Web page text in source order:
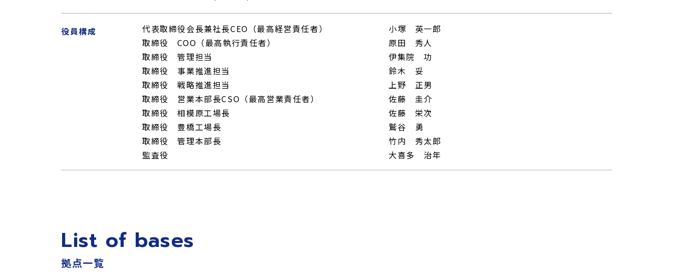
役員構成 代表取締役会長兼社長CEO（最高経営責任者）
小塚 英一郎
取締役 COO（最高執行責任者）
原田 秀人
取締役 管理担当
伊集院 功
取締役 事業推進担当
鈴木 妥
取締役 戦略推進担当
上野 正男
取締役 営業本部長CSO（最高営業責任者）
佐藤 圭介
取締役 相模原工場長
佐藤 栄次
取締役 豊橋工場長
鷲谷 勇
取締役 管理本部長
竹内 秀太郎
監査役
大喜多 治年
List of bases
拠点一覧